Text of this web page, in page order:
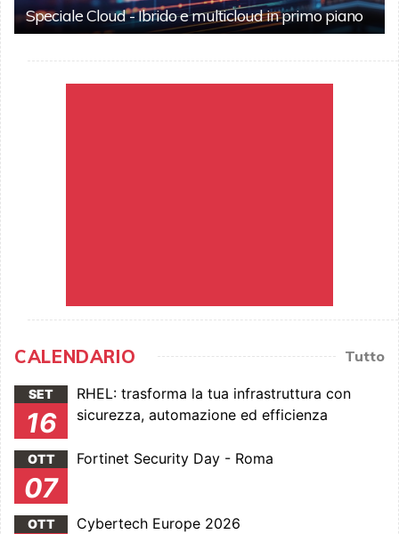
Speciale Cloud - Ibrido e multicloud in primo piano
CALENDARIO Tutto
SET
16
RHEL: trasforma la tua infrastruttura con
sicurezza, automazione ed efficienza
OTT
07
Fortinet Security Day - Roma
OTT Cybertech Europe 2026